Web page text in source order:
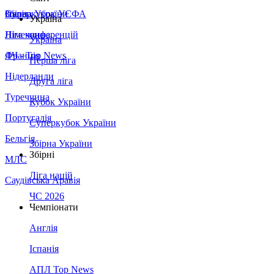
Збірна України
Італія
Німеччина
Франція
Нідерланди
Туреччина
Португалія
Бельгія
МЛС
Саудівська Аравія
Суперкубок УЄФА
Ліга конференцій
ЛЧ - Top News
Україна
Україна
Перша ліга
Друга ліга
Кубок України
Суперкубок України
Збірна України
Збірні
Ліга націй
ЧС 2026
Чемпіонати
Англія
Іспанія
АПЛ Top News